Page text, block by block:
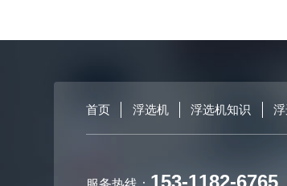
首页 浮选机 浮选机知识
153-1182-6765